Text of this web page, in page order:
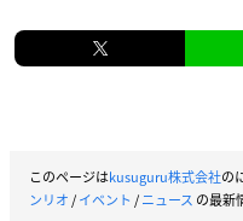
このページはkusuguru株式会社の
ンリオ/イベント /ニュース の最新